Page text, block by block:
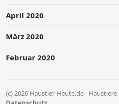
April 2020
März 2020
Februar 2020
(c) 2026 Haustier-Heute.de -